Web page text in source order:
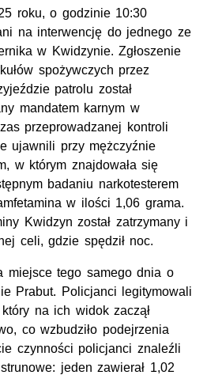
roku, o godzinie 10:30
na interwencję do jednego ze
w Kwidzynie. Zgłoszenie
spożywczych przez
patrolu został
mandatem karnym w
przeprowadzanej kontroli
ujawnili przy mężczyźnie
w którym znajdowała się
badaniu narkotesterem
w ilości 1,06 grama.
Kwidzyn został zatrzymany i
celi, gdzie spędził noc.
miejsce tego samego dnia o
Prabut. Policjanci legitymowali
na ich widok zaczął
co wzbudziło podejrzenia
czynności policjanci znaleźli
jeden zawierał 1,02